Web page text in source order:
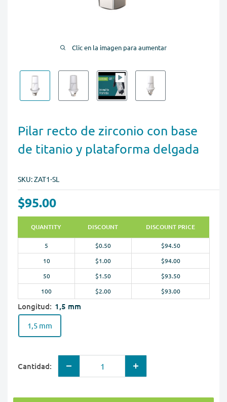
Clic en la imagen para aumentar
Pilar recto de zirconio con base
de titanio y plataforma delgada
SKU:ZAT1-SL
$95.00
QUANTITY DISCOUNT DISCOUNT PRICE
5 $0.50
$94.50
10
$1.00
$94.00
50
$1.50
$93.50
100
$2.00 $93.00
Longitud: 1,5 mm
1,5 mm
Cantidad: